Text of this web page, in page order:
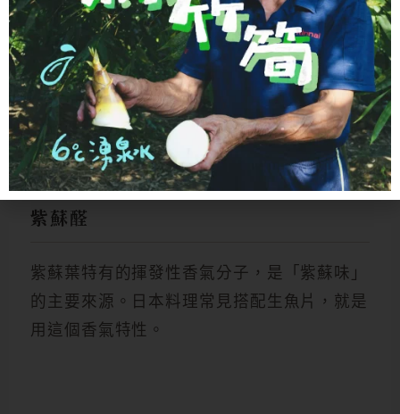
紫蘇葉中的代表性多酚化合物。韋恩的食農生
活提到，紫蘇是常見含此成分的食用葉菜。
KEY 03
紫蘇醛
紫蘇葉特有的揮發性香氣分子，是「紫蘇味」
的主要來源。日本料理常見搭配生魚片，就是
用這個香氣特性。